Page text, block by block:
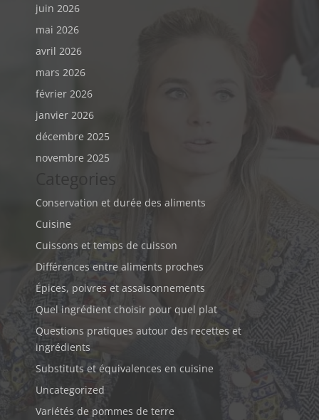
juin 2026
mai 2026
avril 2026
mars 2026
février 2026
janvier 2026
décembre 2025
novembre 2025
Categories
Conservation et durée des aliments
Cuisine
Cuissons et temps de cuisson
Différences entre aliments proches
Épices, poivres et assaisonnements
Quel ingrédient choisir pour quel plat
Questions pratiques autour des recettes et
ingrédients
Substituts et équivalences en cuisine
Uncategorized
Variétés de pommes de terre